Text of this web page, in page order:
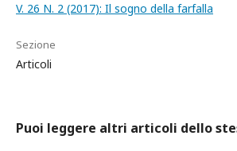
V. 26 N. 2 (2017): Il sogno della farfalla
Sezione
Articoli
Puoi leggere altri articoli dello